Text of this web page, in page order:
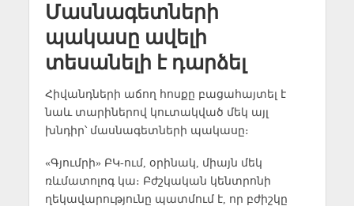
Մասնագետների
պակասը ավելի
տեսանելի է դարձել
Հիվանդների աճող հոսքը բացահայտել է
նաև տարիներով կուտակված մեկ այլ
խնդիր՝ մասնագետների պակասը։
«Գյումրի» ԲԿ-ում, օրինակ, միայն մեկ
ռևմատոլոգ կա։ Բժշկական կենտրոնի
ղեկավարությունը պատմում է, որ բժիշկը